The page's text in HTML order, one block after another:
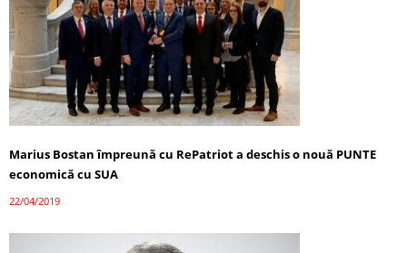
Marius Bostan împreună cu RePatriot a deschis o nouă PUNTE
economică cu SUA
22/04/2019